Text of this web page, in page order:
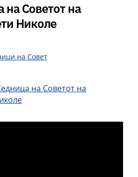
Советот на
Николе
на Совет
на Советот на